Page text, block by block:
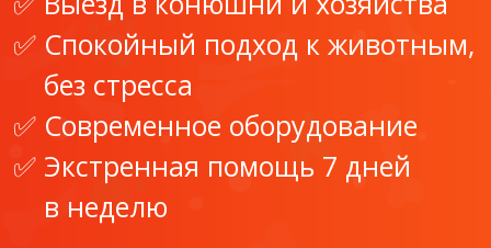
Спокойный подход к животным,
без стресса
Современное оборудование
Экстренная помощь 7 дней
в неделю